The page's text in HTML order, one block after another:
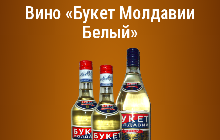
Вино «Букет Молдавии
Белый»